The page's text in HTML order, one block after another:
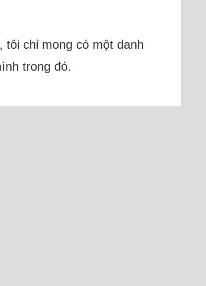
tôi chỉ mong có một danh
trong đó.